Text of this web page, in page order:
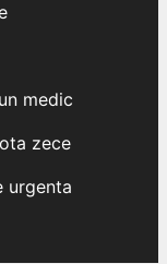
medic
zece
urgenta